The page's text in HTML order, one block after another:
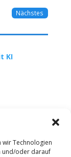
wir Technologien
und/oder darauf
Nächstes
KI